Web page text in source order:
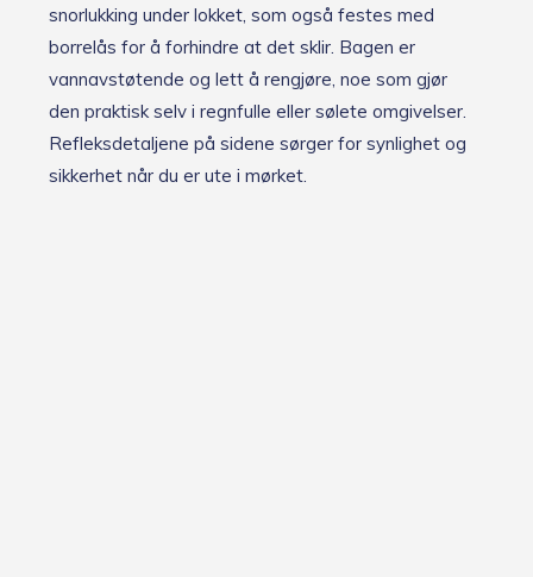
snorlukking under lokket, som også festes med
borrelås for å forhindre at det sklir. Bagen er
vannavstøtende og lett å rengjøre, noe som gjør
den praktisk selv i regnfulle eller sølete omgivelser.
Refleksdetaljene på sidene sørger for synlighet og
sikkerhet når du er ute i mørket.